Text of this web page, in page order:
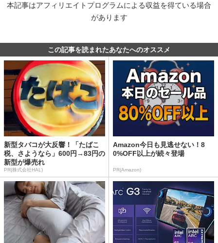
本記事はアフィリエイトプログラムによる収益を得ている場合
があります
この記事を読まれたあなたへのオススメ
新型タバコが大反響！「たばこ
税、さようなら」600円→83円の
新型が爆売れ
PR(株式会社HAL)
Amazon今日も見逃せない！8
0%OFF以上が続々登場
PR(Amazon)